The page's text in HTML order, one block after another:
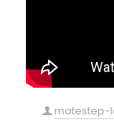
matestep-